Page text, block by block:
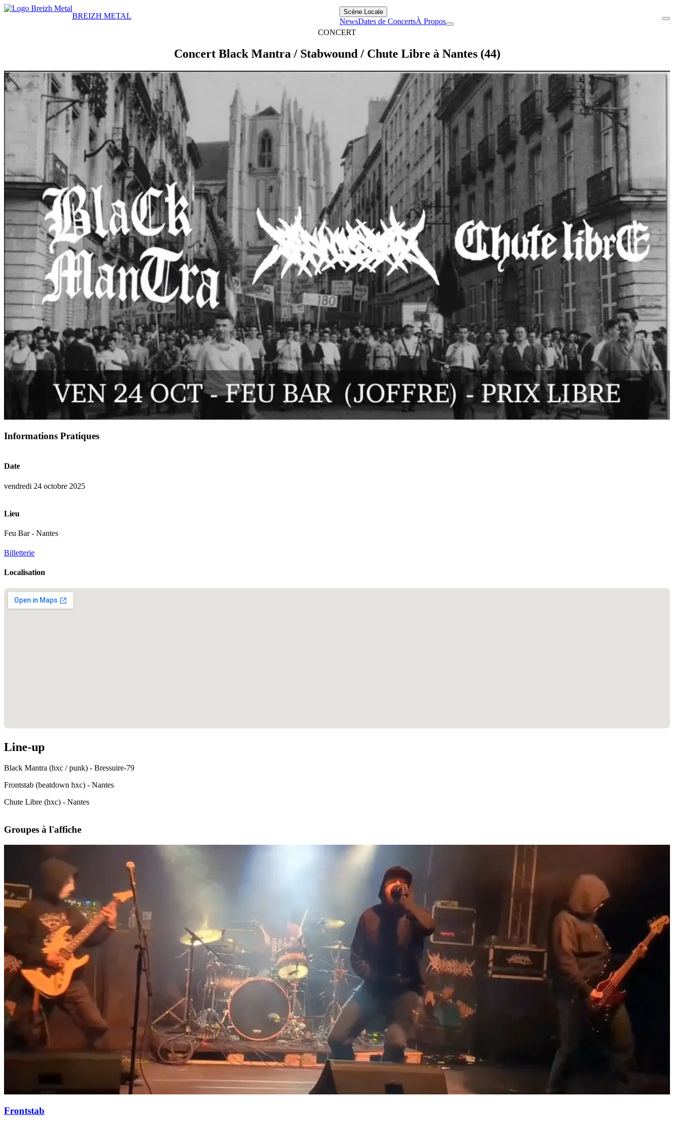
BREIZH METAL Scène Locale
NewsDates de ConcertsÀ Propos
CONCERT
Concert Black Mantra / Stabwound / Chute Libre à Nantes (44)
Informations Pratiques
Date
vendredi 24 octobre 2025
Lieu
Feu Bar - Nantes
Billetterie
Localisation
Line-up
Black Mantra (hxc / punk) - Bressuire-79
Frontstab (beatdown hxc) - Nantes
Chute Libre (hxc) - Nantes
Groupes à l'affiche
Frontstab